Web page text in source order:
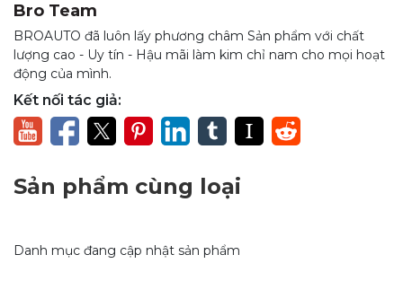
Bro Team
BROAUTO đã luôn lấy phương châm Sản phẩm với chất
lượng cao - Uy tín - Hậu mãi làm kim chỉ nam cho mọi hoạt
động của mình.
Kết nối tác giả:
Sản phẩm cùng loại
Danh mục đang cập nhật sản phẩm